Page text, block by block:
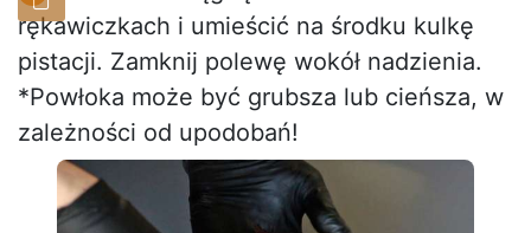
rękawiczkach i umieścić na środku kulkę
pistacji. Zamknij polewę wokół nadzienia.
*Powłoka może być grubsza lub cieńsza, w
zależności od upodobań!